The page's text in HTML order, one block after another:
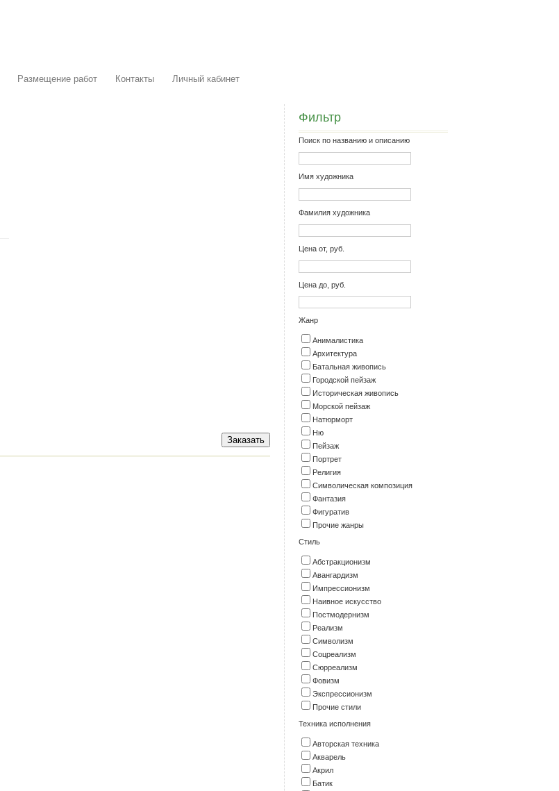
Размещение работ Контакты Личный кабинет
Фильтр
Поиск по названию и описанию
Имя художника
Фамилия художника
Цена от, руб.
Цена до, руб.
Жанр
Анималистика
Архитектура
Батальная живопись
Городской пейзаж
Историческая живопись
Морской пейзаж
Натюрморт
Ню
Пейзаж
Портрет
Религия
Символическая композиция
Фантазия
Фигуратив
Прочие жанры
Стиль
Абстракционизм
Авангардизм
Импрессионизм
Наивное искусство
Постмодернизм
Реализм
Символизм
Соцреализм
Сюрреализм
Фовизм
Экспрессионизм
Прочие стили
Техника исполнения
Авторская техника
Акварель
Акрил
Батик